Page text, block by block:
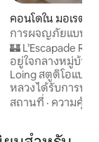
จาก 5, 224 รีวิว
คอนโดใน มอเรต์-
การผจญภัยแบบรา
ประวัติศาสตร์ แล
🏰 L’Escapade
อยู่ใจกลางหมู่บ้าน
Loing สตูดิโอแบบ
หลวง ได้รับการปรับปรุงใหม่✨อย่างพิถีพิถัน
ผสมผสานความสะ
สถานที่ · ความคุ้ม